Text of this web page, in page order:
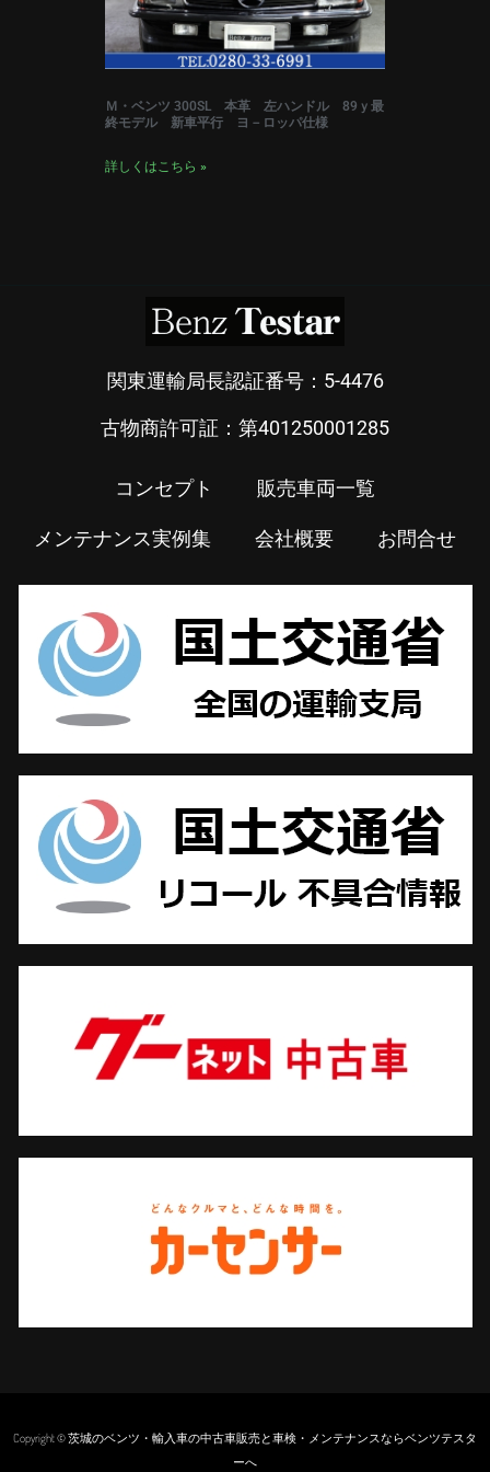
Ｍ・ベンツ 300SL 本革 左ハンドル 89ｙ最
終モデル 新車平行 ヨ－ロッパ仕様
詳しくはこちら »
関東運輸局長認証番号：5-4476
古物商許可証：第401250001285
コンセプト 販売車両一覧
メンテナンス実例集 会社概要 お問合せ
Copyright © 茨城のベンツ・輸入車の中古車販売と車検・メンテナンスならベンツテスタ
ーへ